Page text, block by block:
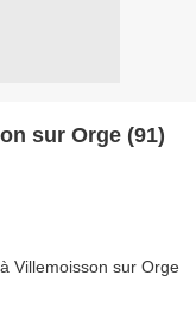
sur Orge (91)